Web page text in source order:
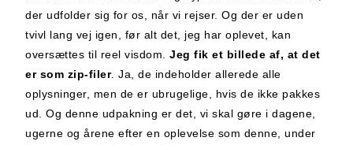
der udfolder sig for os, når vi rejser. Og der er uden
tvivl lang vej igen, før alt det, jeg har oplevet, kan
oversættes til reel visdom.Jeg fik et billede af, at det
er som zip-filer. Ja, de indeholder allerede alle
oplysninger, men de er ubrugelige, hvis de ikke pakkes
ud. Og denne udpakning er det, vi skal gøre i dagene,
ugerne og årene efter en oplevelse som denne, under